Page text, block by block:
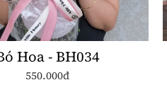
Hoa - BH034
550.000đ